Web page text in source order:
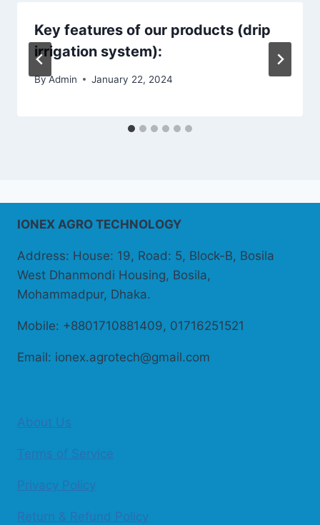
Key features of our products (drip
irrigation system):
ByAdmin January 22, 2024
IONEX AGRO TECHNOLOGY
Address: House: 19, Road: 5, Block-B, Bosila
West Dhanmondi Housing, Bosila,
Mohammadpur, Dhaka.
Mobile: +8801710881409, 01716251521
Email: ionex.agrotech@gmail.com
About Us
Terms of Service
Privacy Policy
Return & Refund Policy